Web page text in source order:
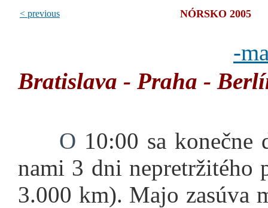
< previous NÓRSKO 2005
-
Bratislava - Praha -
O 10:00 sa konečne
nami 3 dni nepretržitého
3.000 km). Majo zasúva